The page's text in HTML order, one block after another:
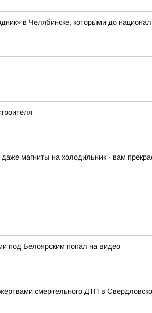
в Челябинске, которыми до
магниты на холодильник - вам
под Белоярским попал на видео
смертельного ДТП в